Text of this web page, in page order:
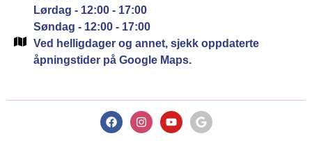
Lørdag - 12:00 - 17:00
Søndag - 12:00 - 17:00
Ved helligdager og annet, sjekk oppdaterte
åpningstider på Google Maps.